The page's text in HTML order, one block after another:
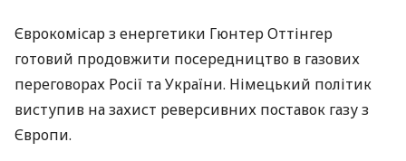
Єврокомісар з енергетики Гюнтер Оттінгер
готовий продовжити посередництво в газових
переговорах Росії та України. Німецький політик
виступив на захист реверсивних поставок газу з
Європи.